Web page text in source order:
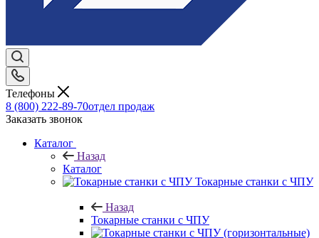
Телефоны
8 (800) 222-89-70отдел продаж
Заказать звонок
Каталог
Назад
Каталог
Токарные станки с ЧПУ
Назад
Токарные станки с ЧПУ